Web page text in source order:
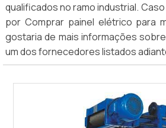
qualificados no ramo industrial.
por Comprar painel elétrico para
gostaria de mais informações
um dos fornecedores listados